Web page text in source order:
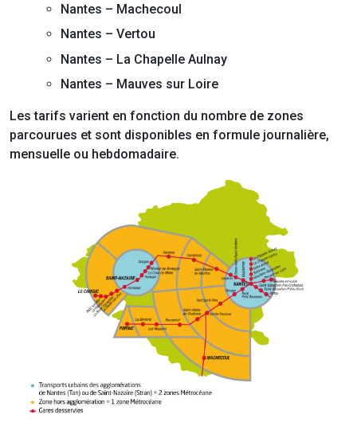
Nantes – Machecoul
Nantes – Vertou
Nantes – La Chapelle Aulnay
Nantes – Mauves sur Loire
Les tarifs varient en fonction du nombre de zones
parcourues et sont disponibles en formule journalière,
mensuelle ou hebdomadaire.